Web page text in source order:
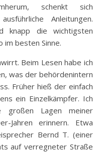
schenkt sich
Anleitungen.
knapp die wichtigsten
im besten Sinne.
Beim Lesen habe ich
was der behördenintern
Früher hieß der einfach
ein Einzelkämpfer. Ich
Lagen meiner
Jahren erinnern. Etwa
Bernd T. (einer
auf verregneter Straße